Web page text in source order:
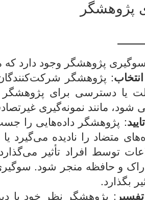
پژوهشگر
سوگیری پژوهشگر وجود دارد
: پژوهشگر شرکت‌کنندگان
یا دسترسی برای
شود، مانند نمونه‌گیری
: پژوهشگر داده‌هایی را
متضاد را نادیده
توسط افراد تأثیر
و حافظه منجر شود.
بگذارد.
: پژوهشگر نظر خود یا